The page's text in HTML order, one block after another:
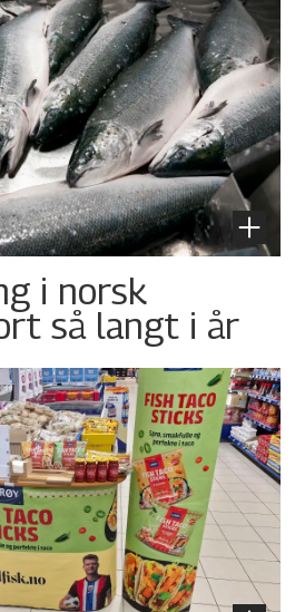
i norsk
så langt i år